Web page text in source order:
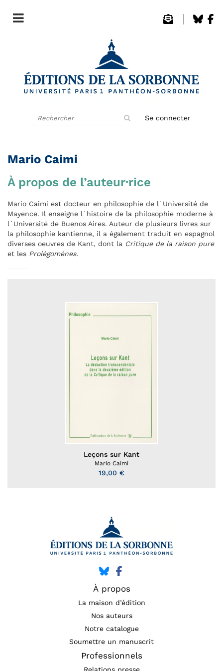
Se connecter
Mario Caimi
À propos de l’auteur·rice
Mario Caimi est docteur en philosophie de l´Université de
Mayence. Il enseigne l´histoire de la philosophie moderne à
l´Université de Buenos Aires. Auteur de plusieurs livres sur
la philosophie kantienne, il a également traduit en espagnol
diverses oeuvres de Kant, dont la Critique de la raison pure
et les Prolégomènes.
Leçons sur Kant
Mario Caimi
19,00 €
À propos
La maison d’édition
Nos auteurs
Notre catalogue
Soumettre un manuscrit
Professionnels